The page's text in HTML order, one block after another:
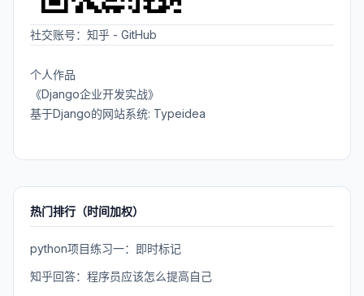
社交账号： 知乎 - GitHub
个人作品
《Django企业开发实战》
基于Django的网站系统: Typeidea
热门排行（时间加权）
python项目练习一：即时标记
知乎回答：程序员应该怎么提高自己